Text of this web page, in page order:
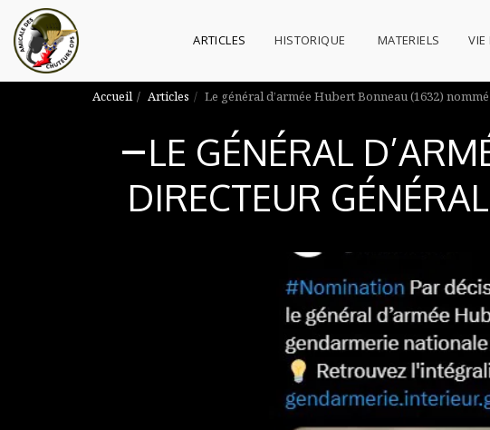
ARTICLES HISTORIQUE MATERIELS VIE
Accueil Articles Le général d’armée Hubert Bonneau (1632)
LE GÉNÉRAL
DIRECTEUR